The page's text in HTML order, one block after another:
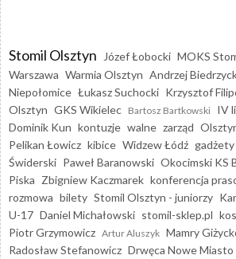
Stomil Olsztyn Józef Łobocki MOKS
Warszawa Warmia Olsztyn Andrzej
Niepołomice Łukasz Suchocki Krzysztof
Olsztyn GKS Wikielec Bartosz Bartkowski IV
Dominik Kun kontuzje walne zarząd
Pelikan Łowicz kibice Widzew Łódź gadżety
Świderski Paweł Baranowski Okocimski KS
Piska Zbigniew Kaczmarek konferencja
rozmowa bilety Stomil Olsztyn - juniorzy
U-17 Daniel Michałowski stomil-sklep.pl
Piotr Grzymowicz Artur Aluszyk Mamry
Radosław Stefanowicz Drwęca Nowe